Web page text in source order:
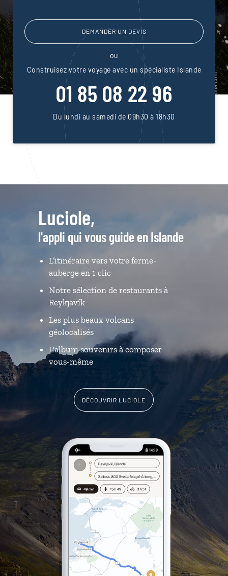
DEMANDER UN DEVIS
ou
Construisez votre voyage avec un spécialiste Islande
01 85 08 22 96
Du lundi au samedi de 09h30 à 18h30
Luciole,
l'appli qui vous guide en Islande
L’itinéraire vers votre ferme-
auberge en 1 clic
Notre sélection de restaurants à
Reykjavík
Les plus beaux volcans
géolocalisés
L'album souvenirs à composer
vous-même
DÉCOUVRIR LUCIOLE